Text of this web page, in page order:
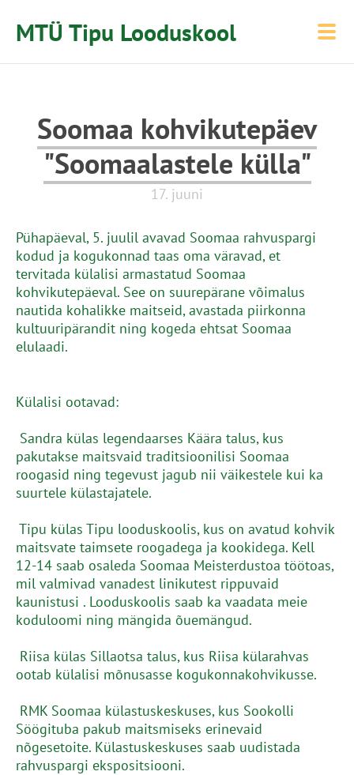
MTÜ Tipu Looduskool
Soomaa kohvikutepäev
"Soomaalastele külla"
17. juuni
Pühapäeval, 5. juulil avavad Soomaa rahvuspargi
kodud ja kogukonnad taas oma väravad, et
tervitada külalisi armastatud Soomaa
kohvikutepäeval. See on suurepärane võimalus
nautida kohalikke maitseid, avastada piirkonna
kultuuripärandit ning kogeda ehtsat Soomaa
elulaadi.
Külalisi ootavad:
Sandra külas legendaarses Käära talus, kus
pakutakse maitsvaid traditsioonilisi Soomaa
roogasid ning tegevust jagub nii väikestele kui ka
suurtele külastajatele.
Tipu külas Tipu looduskoolis, kus on avatud kohvik
maitsvate taimsete roogadega ja kookidega. Kell
12-14 saab osaleda Soomaa Meisterdustoa töötoas,
mil valmivad vanadest linikutest rippuvaid
kaunistusi . Looduskoolis saab ka vaadata meie
koduloomi ning mängida õuemängud.
Riisa külas Sillaotsa talus, kus Riisa külarahvas
ootab külalisi mõnusasse kogukonnakohvikusse.
RMK Soomaa külastuskeskuses, kus Sookolli
Söögituba pakub maitsmiseks erinevaid
nõgesetoite. Külastuskeskuses saab uudistada
rahvuspargi ekspositsiooni.